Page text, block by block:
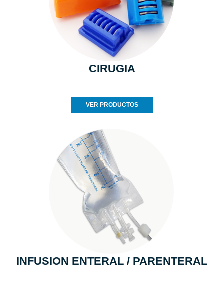
CIRUGIA
VER PRODUCTOS
INFUSION ENTERAL / PARENTERAL